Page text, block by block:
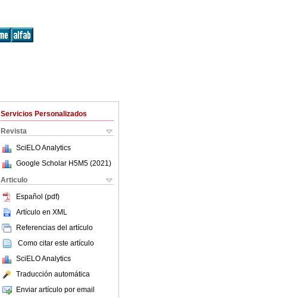
Servicios Personalizados
Revista
SciELO Analytics
Google Scholar H5M5 (2021 )
Articulo
Español (pdf)
Artículo en XML
Referencias del artículo
Como citar este artículo
SciELO Analytics
Traducción automática
Enviar artículo por email